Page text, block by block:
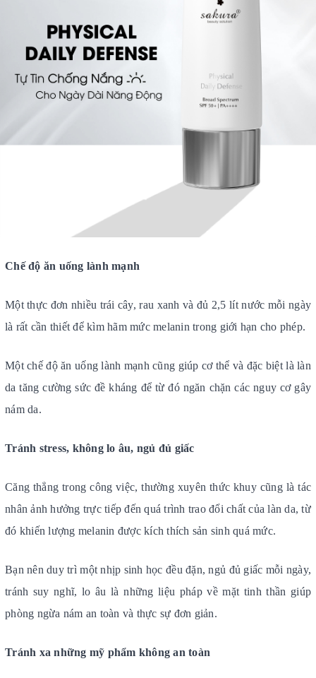
Chế độ ăn uống lành mạnh
Một thực đơn nhiều trái cây, rau xanh và đủ 2,5 lít nước mỗi ngày
là rất cần thiết để kìm hãm mức melanin trong giới hạn cho phép.
Một chế độ ăn uống lành mạnh cũng giúp cơ thể và đặc biệt là làn
da tăng cường sức đề kháng để từ đó ngăn chặn các nguy cơ gây
nám da.
Tránh stress, không lo âu, ngủ đủ giấc
Căng thẳng trong công việc, thường xuyên thức khuy cũng là tác
nhân ảnh hưởng trực tiếp đến quá trình trao đổi chất của làn da, từ
đó khiến lượng melanin được kích thích sản sinh quá mức.
Bạn nên duy trì một nhịp sinh học đều đặn, ngủ đủ giấc mỗi ngày,
tránh suy nghĩ, lo âu là những liệu pháp về mặt tinh thần giúp
phòng ngừa nám an toàn và thực sự đơn giản.
Tránh xa những mỹ phẩm không an toàn